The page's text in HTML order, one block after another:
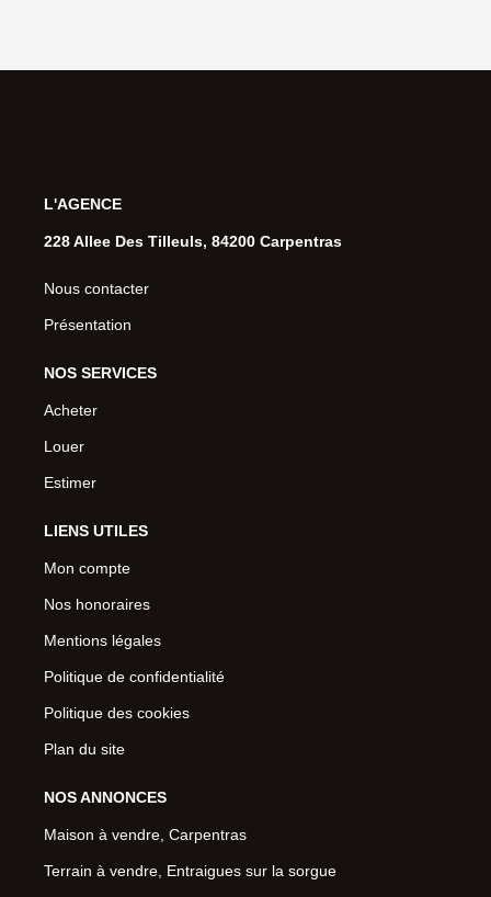
L'AGENCE
228 Allee Des Tilleuls, 84200 Carpentras
Nous contacter
Présentation
NOS SERVICES
Acheter
Louer
Estimer
LIENS UTILES
Mon compte
Nos honoraires
Mentions légales
Politique de confidentialité
Politique des cookies
Plan du site
NOS ANNONCES
Maison à vendre, Carpentras
Terrain à vendre, Entraigues sur la sorgue